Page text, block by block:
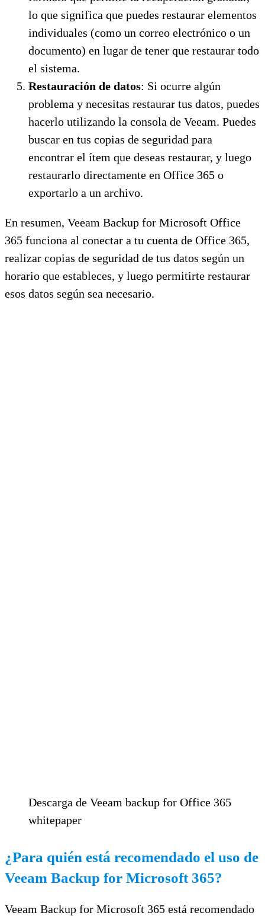
lo que significa que puedes restaurar elementos
individuales (como un correo electrónico o un
documento) en lugar de tener que restaurar todo
el sistema.
Restauración de datos: Si ocurre algún
problema y necesitas restaurar tus datos, puedes
hacerlo utilizando la consola de Veeam. Puedes
buscar en tus copias de seguridad para
encontrar el ítem que deseas restaurar, y luego
restaurarlo directamente en Office 365 o
exportarlo a un archivo.
En resumen, Veeam Backup for Microsoft Office
365 funciona al conectar a tu cuenta de Office 365,
realizar copias de seguridad de tus datos según un
horario que estableces, y luego permitirte restaurar
esos datos según sea necesario.
Descarga de Veeam backup for Office 365
whitepaper
¿Para quién está recomendado el uso de
Veeam Backup for Microsoft 365?
Veeam Backup for Microsoft 365 está recomendado